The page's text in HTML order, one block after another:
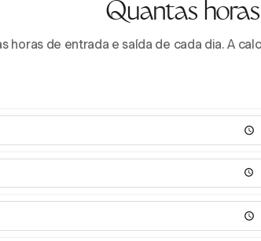
Quantas
horas de entrada e saída de cada dia. A